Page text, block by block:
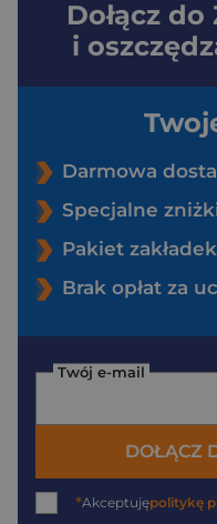
Dołącz do
i
Darmowa
Specjalne
Pakiet
Brak opłat za
Twój e-mail
DOŁĄCZ
*Akceptujępolitykę